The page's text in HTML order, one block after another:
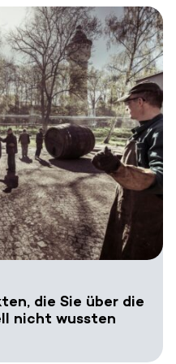
die Sie über die
nicht wussten